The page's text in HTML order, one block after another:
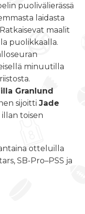
puolivälierässä
laidasta
maalit
puolikkaalla.
minuutilla
Granlund
sijoitti Jade
toisen
otteluilla
SB-Pro–PSS ja